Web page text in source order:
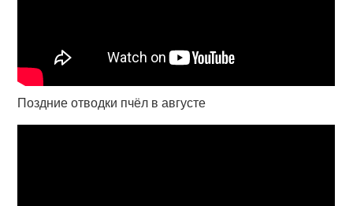
Поздние отводки пчёл в августе